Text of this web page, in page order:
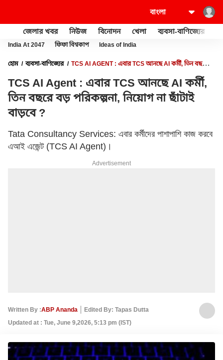
জেলার খবর নিউজ বিনোদন খেলা ব্যবসা-বাণিজ্যের
India At 2047 ফিফা বিশ্বকাপ Ideas of India
হোম ব্যবসা-বাণিজ্যের
TCS AI AGENT : এবার TCS আনছে AI কর্মী, তিন বছরে
TCS AI Agent : এবার TCS আনছে AI কর্মী,
তিন বছরে বড় পরিকল্পনা, নিয়োগ না ছাঁটাই
বাড়বে ?
Tata Consultancy Services: এবার কর্মীদের পাশাপাশি কাজ করবে
এআই এজেন্ট (TCS AI Agent)।
Advertisement
Written By :ABP Ananda
Edited By: Tapas Dutta
Updated at : Tue, June 9,2026, 5:13 pm (IST)